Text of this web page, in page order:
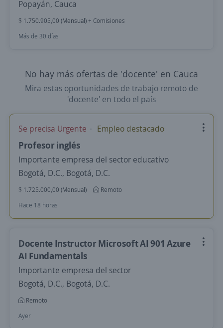
Popayán, Cauca
$ 1.750.905,00 (Mensual) + Comisiones
Más de 30 días
No hay más ofertas de 'docente' en Cauca
Mira estas oportunidades de trabajo remoto de
'docente' en todo el país
Se precisa Urgente Empleo destacado
Profesor inglés
Importante empresa del sector educativo
Bogotá, D.C., Bogotá, D.C.
$ 1.725.000,00 (Mensual)
Remoto
Hace 18 horas
Docente Instructor Microsoft AI 901 Azure
AI Fundamentals
Importante empresa del sector
Bogotá, D.C., Bogotá, D.C.
Remoto
Ayer